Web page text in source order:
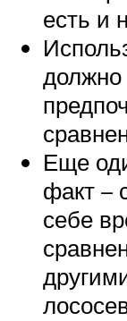
есть и
Еще
факт –
себе